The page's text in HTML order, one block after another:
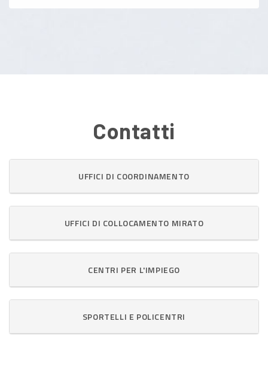
Contatti
UFFICI DI COORDINAMENTO
UFFICI DI COLLOCAMENTO MIRATO
CENTRI PER L'IMPIEGO
SPORTELLI E POLICENTRI